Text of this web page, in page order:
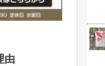
由